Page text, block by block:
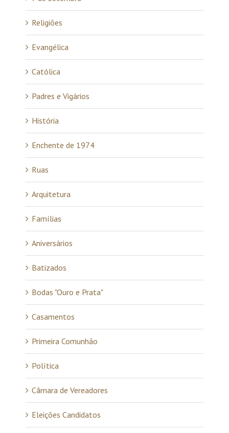
Religiões
Evangélica
Católica
Padres e Vigários
História
Enchente de 1974
Ruas
Arquitetura
Famílias
Aniversários
Batizados
Bodas "Ouro e Prata"
Casamentos
Primeira Comunhão
Política
Câmara de Vereadores
Eleições Candidatos